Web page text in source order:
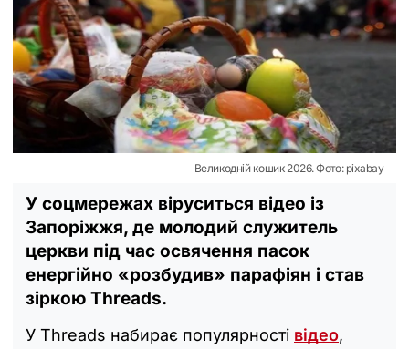
Великодній кошик 2026. Фото: pixabay
У соцмережах віруситься відео із
Запоріжжя, де молодий служитель
церкви під час освячення пасок
енергійно «розбудив» парафіян і став
зіркою Threads.
У Threads набирає популярності відео,